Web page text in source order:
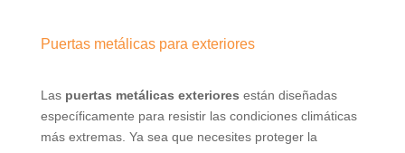
Puertas metálicas para exteriores
Las puertas metálicas exteriores están diseñadas
específicamente para resistir las condiciones climáticas
más extremas. Ya sea que necesites proteger la